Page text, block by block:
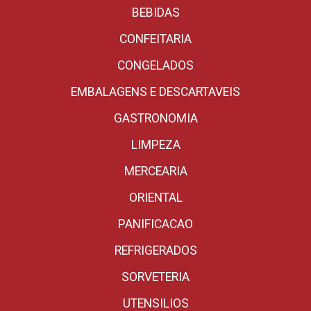
BEBIDAS
CONFEITARIA
CONGELADOS
EMBALAGENS E DESCARTAVEIS
GASTRONOMIA
LIMPEZA
MERCEARIA
ORIENTAL
PANIFICACAO
REFRIGERADOS
SORVETERIA
UTENSILIOS